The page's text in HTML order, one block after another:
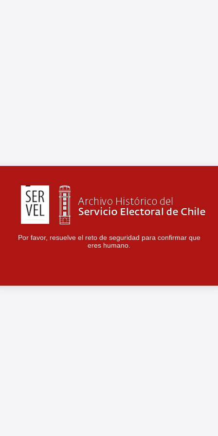
Por favor, resuelve el reto de seguridad para confirmar que
eres humano.